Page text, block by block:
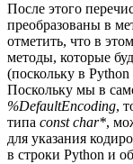
После этого
преобразованы в
отметить, что в
методы, которые
(поскольку в
Поскольку мы в
%DefaultEncoding,
типа const char*,
для указания
в строки Python и